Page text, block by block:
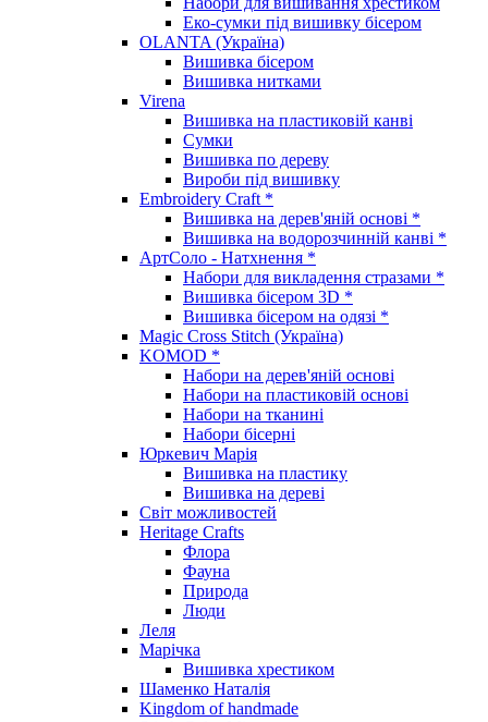
Еко-сумки під вишивку бісером
OLANTA (Україна)
Вишивка бісером
Вишивка нитками
Virena
Вишивка на пластиковій канві
Сумки
Вишивка по дереву
Вироби під вишивку
Embroidery Craft *
Вишивка на дерев'яній основі *
Вишивка на водорозчинній канві *
АртСоло - Натхнення *
Набори для викладення стразами *
Вишивка бісером 3D *
Вишивка бісером на одязі *
Magic Cross Stitch (Україна)
KOMOD *
Набори на дерев'яній основі
Набори на пластиковій основі
Набори на тканині
Набори бісерні
Юркевич Марія
Вишивка на пластику
Вишивка на дереві
Світ можливостей
Heritage Crafts
Флора
Фауна
Природа
Люди
Леля
Марічка
Вишивка хрестиком
Шаменко Наталія
Kingdom of handmade